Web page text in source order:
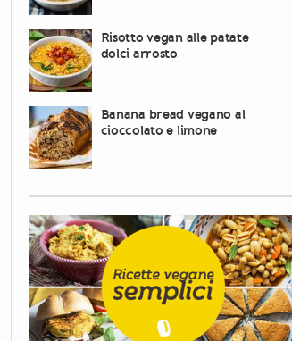
Risotto vegan alle patate
dolci arrosto
Banana bread vegano al
cioccolato e limone